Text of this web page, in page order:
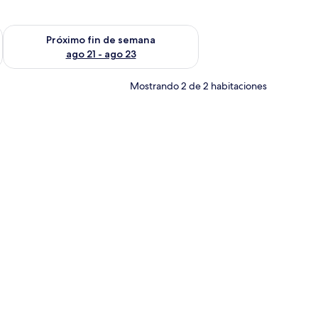
semana ago 14 - ago 16
Próximo fin de semana
ago 21 - ago 23
Consulta la disponibilidad para el próximo fin de semana
Mostrando 2 de 2 habitaciones
escritorio, una silla, un televisor y un ventilador de techo.